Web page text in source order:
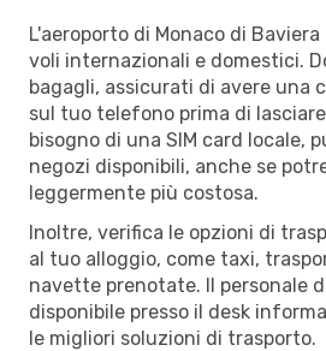
L'aeroporto di Monaco di
voli internazionali e domestici.
bagagli, assicurati di avere una
sul tuo telefono prima di
bisogno di una SIM card locale,
negozi disponibili, anche se
leggermente più costosa.
Inoltre, verifica le opzioni di
al tuo alloggio, come taxi,
navette prenotate. Il personale
disponibile presso il desk
le migliori soluzioni di trasporto.